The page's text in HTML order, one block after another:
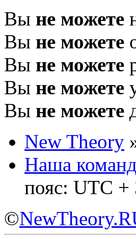
Вы не можете
Вы не можете
Вы не можете
Вы не можете
Вы не можете
New Theory
Наша
пояс: UTC +
©